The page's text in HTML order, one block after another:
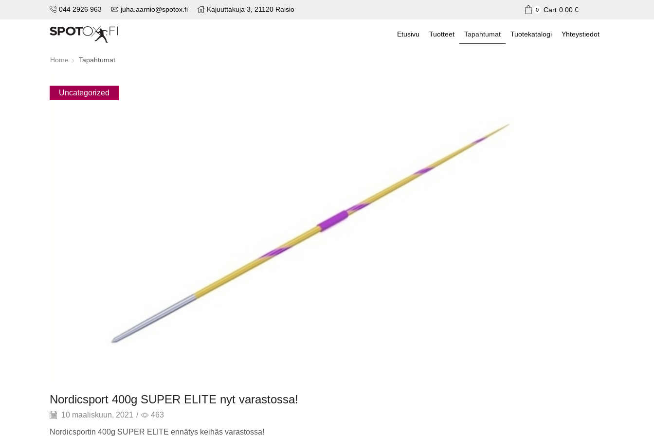
044 2926 963 juha.aarnio@spotox.fi Kajuuttakuja 3, 21120 Raisio 0 Cart 0.00 €
Etusivu Tuotteet Tapahtumat Tuotekatalogi Yhteystiedot
Home Tapahtumat
Uncategorized
Nordicsport 400g SUPER ELITE nyt varastossa!
10 maaliskuun, 2021 / 463
Nordicsportin 400g SUPER ELITE ennätys keihäs varastossa!